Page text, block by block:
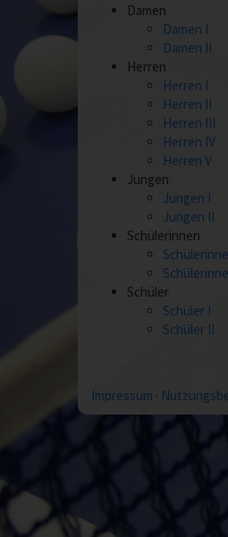
Damen
Damen I
Damen II
Herren
Herren I
Herren II
Herren III
Herren IV
Herren V
Jungen
Jungen I
Jungen II
Schülerinnen
Schüler
Schüler I
Schüler II
Impressum ·